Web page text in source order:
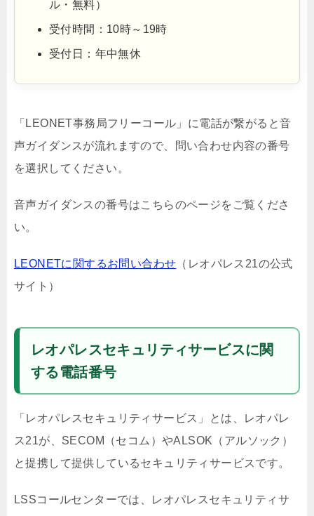
ル・無料）
受付時間：10時～19時
受付日：年中無休
「LEONET事務局フリーコール」に電話が繋がると音
声ガイダンスが流れますので、問い合わせ内容の番号
を選択してください。
音声ガイダンスの番号はこちらのページをご覧くださ
い。
LEONETに関するお問い合わせ （レオパレス21の公式
サイト）
レオパレスセキュリティサービスに関
する電話番号
「レオパレスセキュリティサービス」とは、レオパレ
ス21が、SECOM（セコム）やALSOK（アルソック）
と提携して提供しているセキュリティサービスです。
LSSコールセンターでは、レオパレスセキュリティサ